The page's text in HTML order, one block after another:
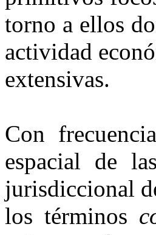
torno a ellos
actividad
extensivas.
Con
espacial de
jurisdiccional
los términos